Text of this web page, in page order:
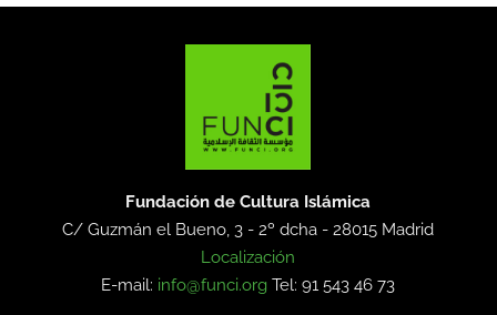
Fundación de Cultura Islámica
C/ Guzmán el Bueno, 3 - 2º dcha -28015 Madrid
Localización
E-mail: info@funci.org Tel: 91 543 46 73